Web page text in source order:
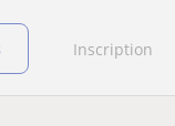
Inscription